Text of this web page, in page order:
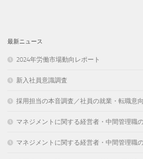
最新ニュース
2024年労働市場動向レポート
新入社員意識調査
採用担当の本音調査／社員の就業・転職意
マネジメントに関する経営者・中間管理職
マネジメントに関する経営者・中間管理職